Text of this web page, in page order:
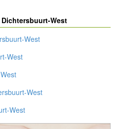
West
West
West
West
West